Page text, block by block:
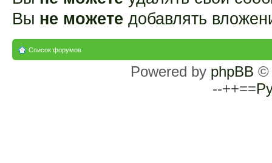
Вы не можете добавлять
Список форумов
Powered by phpBB ©
--++==